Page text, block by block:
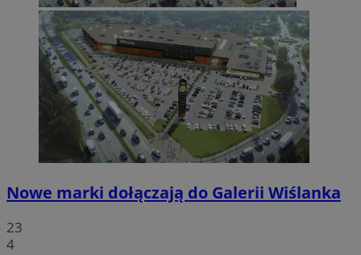
Nowe marki dołączają do Galerii Wiślanka
23
4